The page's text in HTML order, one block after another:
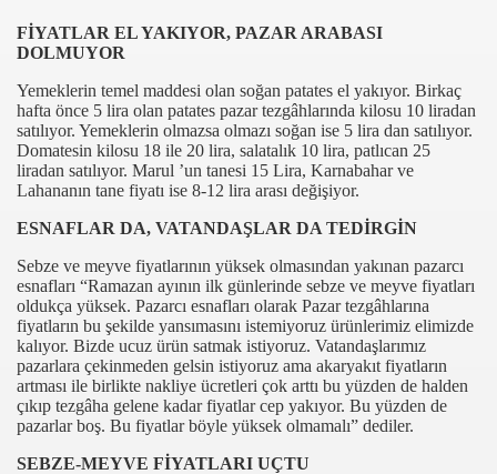
FİYATLAR EL YAKIYOR, PAZAR ARABASI
DOLMUYOR
Yemeklerin temel maddesi olan soğan patates el yakıyor. Birkaç
hafta önce 5 lira olan patates pazar tezgâhlarında kilosu 10 liradan
satılıyor. Yemeklerin olmazsa olmazı soğan ise 5 lira dan satılıyor.
Domatesin kilosu 18 ile 20 lira, salatalık 10 lira, patlıcan 25
liradan satılıyor. Marul ’un tanesi 15 Lira, Karnabahar ve
Lahananın tane fiyatı ise 8-12 lira arası değişiyor.
ESNAFLAR DA, VATANDAŞLAR DA TEDİRGİN
Sebze ve meyve fiyatlarının yüksek olmasından yakınan pazarcı
esnafları “Ramazan ayının ilk günlerinde sebze ve meyve fiyatları
oldukça yüksek. Pazarcı esnafları olarak Pazar tezgâhlarına
fiyatların bu şekilde yansımasını istemiyoruz ürünlerimiz elimizde
kalıyor. Bizde ucuz ürün satmak istiyoruz. Vatandaşlarımız
pazarlara çekinmeden gelsin istiyoruz ama akaryakıt fiyatların
artması ile birlikte nakliye ücretleri çok arttı bu yüzden de halden
çıkıp tezgâha gelene kadar fiyatlar cep yakıyor. Bu yüzden de
pazarlar boş. Bu fiyatlar böyle yüksek olmamalı” dediler.
SEBZE-MEYVE FİYATLARI UÇTU
... 2304-2494